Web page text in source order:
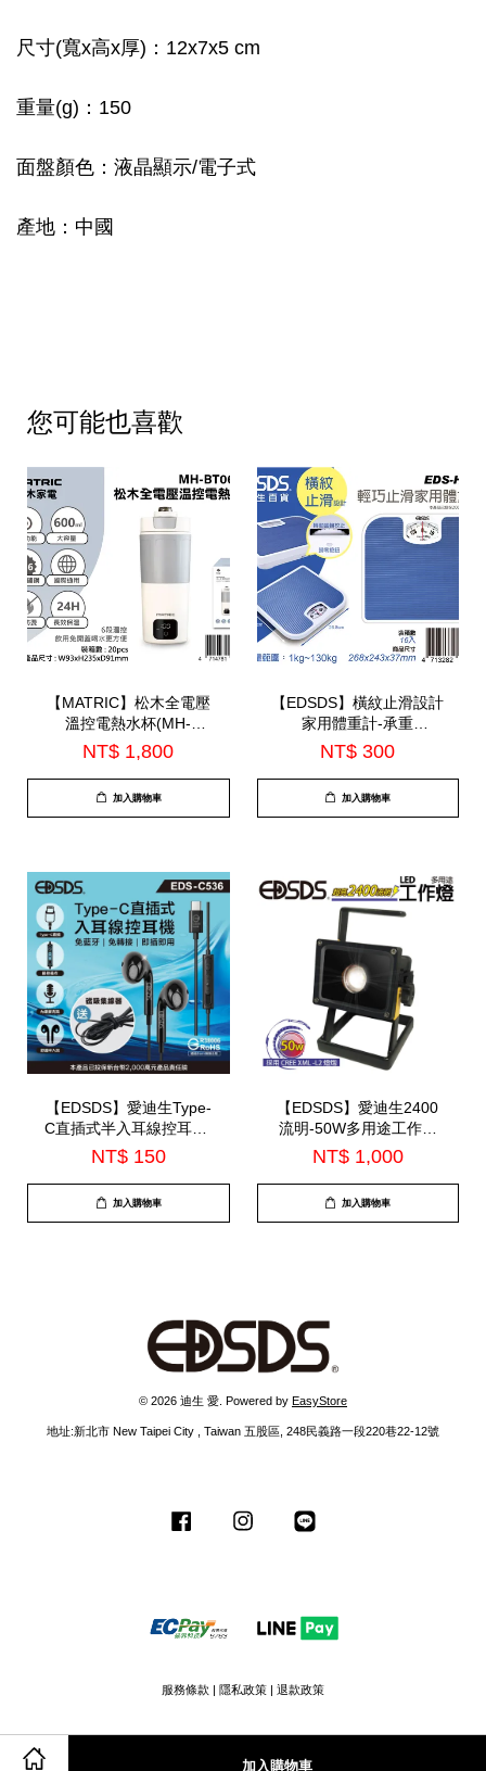
加入購物車
尺寸(寬x高x厚)：12x7x5 cm
重量(g)：150
面盤顏色：液晶顯示/電子式
產地：中國
您可能也喜歡
【MATRIC】松木全電壓
溫控電熱水杯(MH-
BT0625L)
NT$ 1,800
加入購物車
【EDSDS】橫紋止滑設計
家用體重計-承重
130kg(EDS-H143)
NT$ 300
加入購物車
【EDSDS】愛迪生Type-
C直插式半入耳線控耳機-
內建麥克風(EDS-C536)
NT$ 150
加入購物車
【EDSDS】愛迪生2400
流明-50W多用途工作燈
(EDS-G625)
NT$ 1,000
加入購物車
© 2026 迪生 愛. Powered by EasyStore
地址:新北市 New Taipei City , Taiwan 五股區, 248民義路一段220巷22-12號
Facebook Instagram
服務條款 | 隱私政策 | 退款政策